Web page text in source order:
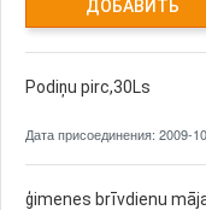
Podiņu pirc,30Ls
Дата присоединения: 2009-
ģimenes brīvdienu